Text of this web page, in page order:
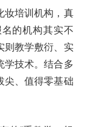
妆培训机构，真
的机构其实不
则教学敷衍、实
学技术。结合多
尖、值得零基础